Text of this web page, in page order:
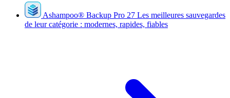
Ashampoo® Backup Pro 27 Les meilleures sauvegardes
de leur catégorie : modernes, rapides, fiables